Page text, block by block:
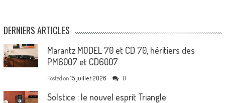
DERNIERS ARTICLES
Marantz MODEL 70 et CD 70, héritiers des
PM6007 et CD6007
Posted on 15 juillet 2026 0
Solstice : le nouvel esprit Triangle